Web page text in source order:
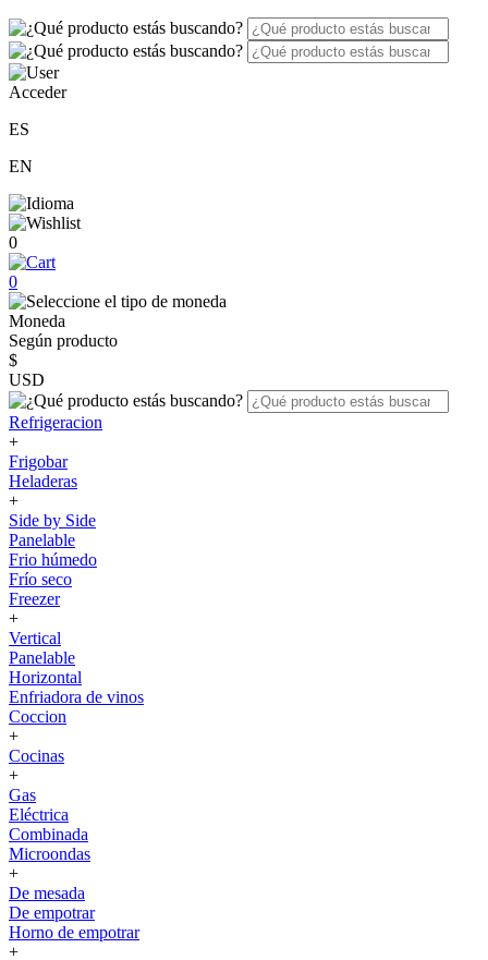
Acceder
ES
EN
0
0
Moneda
Según producto
$
USD
Refrigeracion
+
Frigobar
Heladeras
+
Side by Side
Panelable
Frio húmedo
Frío seco
Freezer
+
Vertical
Panelable
Horizontal
Enfriadora de vinos
Coccion
+
Cocinas
+
Gas
Eléctrica
Combinada
Microondas
+
De mesada
De empotrar
Horno de empotrar
+